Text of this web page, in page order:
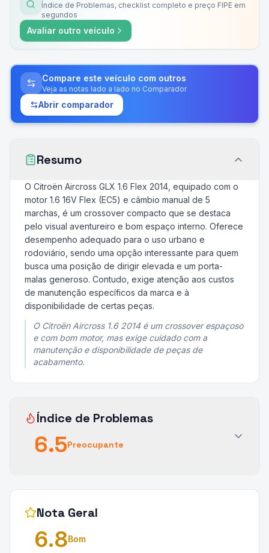
Índice de Problemas, checklist completo e preço FIPE em
segundos
Avaliar outro veículo
Compare este veículo com outros
Veja as notas lado a lado no Comparador
Abrir comparador
Resumo
O Citroën Aircross GLX 1.6 Flex 2014, equipado com o
motor 1.6 16V Flex (EC5) e câmbio manual de 5
marchas, é um crossover compacto que se destaca
pelo visual aventureiro e bom espaço interno. Oferece
desempenho adequado para o uso urbano e
rodoviário, sendo uma opção interessante para quem
busca uma posição de dirigir elevada e um porta-
malas generoso. Contudo, exige atenção aos custos
de manutenção específicos da marca e à
disponibilidade de certas peças.
O Citroën Aircross 1.6 2014 é um crossover espaçoso
e com bom motor, mas exige cuidado com a
manutenção e disponibilidade de peças de
acabamento.
Índice de Problemas
6.5Preocupante
Nota Geral
6.8Bom